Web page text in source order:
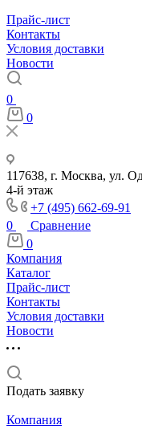
Прайс-лист
Контакты
Условия доставки
Новости
0
0
117638, г. Москва, ул.
4-й этаж
+7 (495) 662-69-91
0
Сравнение
0
Компания
Каталог
Прайс-лист
Контакты
Условия доставки
Новости
Подать заявку
Компания